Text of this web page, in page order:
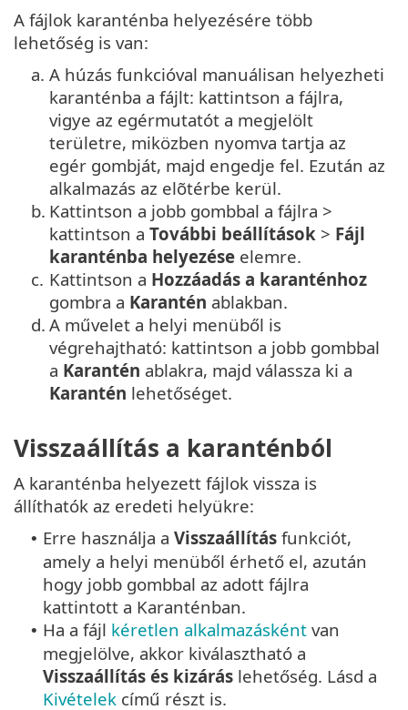
A fájlok karanténba helyezésére több
lehetőség is van:
a. A húzás funkcióval manuálisan helyezheti
karanténba a fájlt: kattintson a fájlra,
vigye az egérmutatót a megjelölt
területre, miközben nyomva tartja az
egér gombját, majd engedje fel. Ezután az
alkalmazás az elõtérbe kerül.
b. Kattintson a jobb gombbal a fájlra >
kattintson a További beállítások > Fájl
karanténba helyezése elemre.
c. Kattintson a Hozzáadás a karanténhoz
gombra a Karantén ablakban.
d. A művelet a helyi menüből is
végrehajtható: kattintson a jobb gombbal
a Karantén ablakra, majd válassza ki a
Karantén lehetőséget.
Visszaállítás a karanténból
A karanténba helyezett fájlok vissza is
állíthatók az eredeti helyükre:
• Erre használja a Visszaállítás funkciót,
amely a helyi menüből érhető el, azután
hogy jobb gombbal az adott fájlra
kattintott a Karanténban.
• Ha a fájl kéretlen alkalmazásként van
megjelölve, akkor kiválasztható a
Visszaállítás és kizárás lehetőség. Lásd a
Kivételek című részt is.